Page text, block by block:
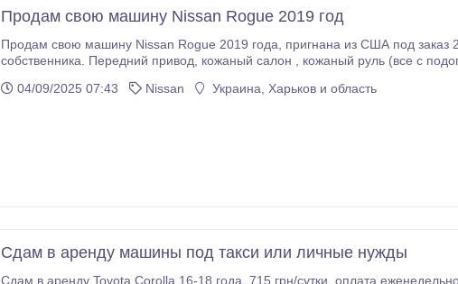
Продам свою машину Nissan Rogue 2019 год
Продам свою машину Nissan Rogue 2019 года, пригнана из США под заказ 2023 году .Машина в отличном состоянии, у одного
собственника. Передний привод, кожаный салон , кожаный руль (все с подогревом), на круговом 360, андроид, фаркоп, электро
04/09/2025 07:43
Nissan Украина, Харьков и область
Сдам в аренду машины под такси или личные нужды
Сдам в аренду Toyota Corolla 16-18 года. 715 грн/сутки, оплата еженедельно. Расход до 10 л газа, механика 6-ступка. Полностью